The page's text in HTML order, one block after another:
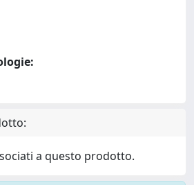
a questo prodotto.